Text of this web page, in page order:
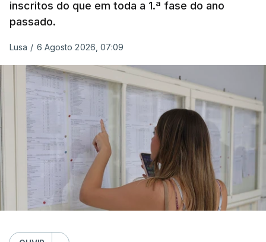
inscritos do que em toda a 1.ª fase do ano
passado.
Lusa / 6 Agosto 2026, 07:09